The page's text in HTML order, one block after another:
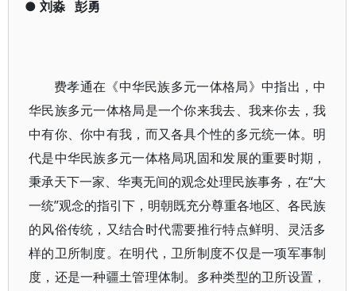
● 刘淼 彭勇
费孝通在《中华民族多元一体格局》中指出，中
华民族多元一体格局是一个你来我去、我来你去，我
中有你、你中有我，而又各具个性的多元统一体。明
代是中华民族多元一体格局巩固和发展的重要时期，
秉承天下一家、华夷无间的观念处理民族事务，在“大
一统”观念的指引下，明朝既充分尊重各地区、各民族
的风俗传统，又结合时代需要推行特点鲜明、灵活多
样的卫所制度。在明代，卫所制度不仅是一项军事制
度，还是一种疆土管理体制。多种类型的卫所设置，